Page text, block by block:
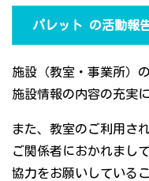
パレット の活動報
施設（教室・事業所）
施設情報の内容の充実
また、教室のご利用さ
ご関係者におかれまし
協力をお願いしている